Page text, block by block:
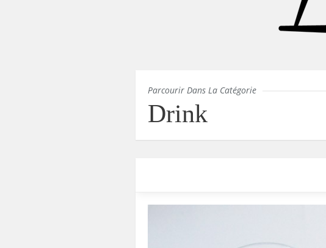
Parcourir Dans La Catégorie
Drink